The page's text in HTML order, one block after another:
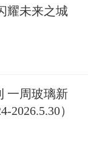
耀未来之城
一周玻璃新
2026.5.30）